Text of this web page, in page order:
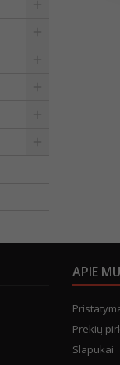
APIE
Prekių
Slapukai